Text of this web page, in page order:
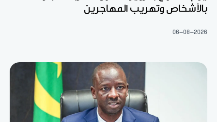
بالأشخاص وتهريب المهاجرين
06-08-2026